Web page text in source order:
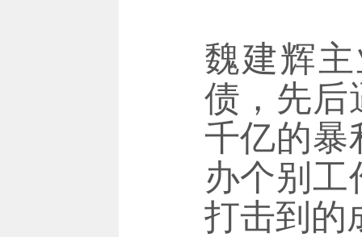
魏建辉
债，先后
千亿的暴
办个别
打击到的